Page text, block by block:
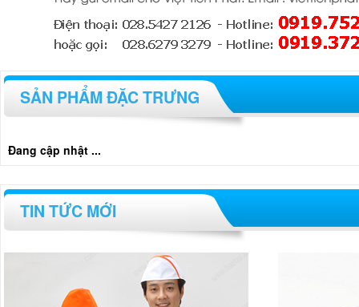
SẢN PHẨM ĐẶC TRƯNG
Đang cập nhật ...
TIN TỨC MỚI